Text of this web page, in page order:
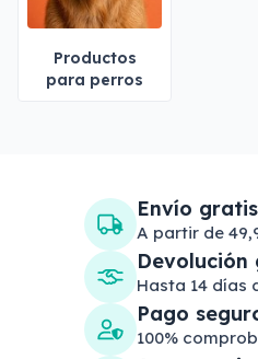
Productos
para perros
Envío gratis
A partir de
Hasta 14 días
Pago
100%